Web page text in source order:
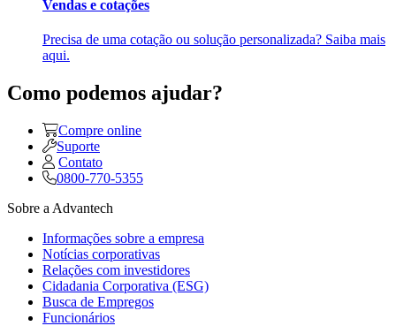
Vendas e cotações
Precisa de uma cotação ou solução personalizada? Saiba mais
aqui.
Como podemos ajudar?
Compre online
Suporte
Contato
0800-770-5355
Sobre a Advantech
Informações sobre a empresa
Notícias corporativas
Relações com investidores
Cidadania Corporativa (ESG)
Busca de Empregos
Funcionários